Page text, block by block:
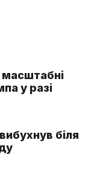
у разі
біля